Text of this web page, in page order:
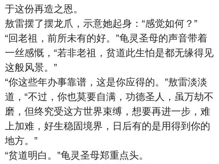
于这份再造之恩。
敖雷摆了摆龙爪，示意她起身：“感觉如何？”
“回老祖，前所未有的好。”龟灵圣母的声音带着
一丝感慨，“若非老祖，贫道此生怕是都无缘得见
这般风景。”
“你这些年办事靠谱，这是你应得的。”敖雷淡淡
道，“不过，你也莫要自满，功德圣人，虽万劫不
磨，但终究受这方世界束缚，想要再进一步，难
上加难，好生稳固境界，日后有的是用得到你的
地方。”
“贫道明白。”龟灵圣母郑重点头。